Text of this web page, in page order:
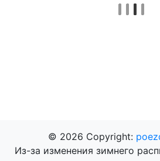
© 2026 Copyright:
Из-за изменения зимнего